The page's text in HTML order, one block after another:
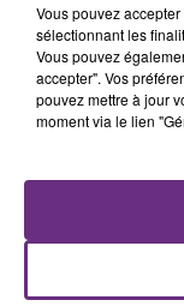
août dans la
jamais vu !
L'ORDRE
Vous pouvez
sélectionnant les
Vous pouvez
accepter". Vos
pouvez mettre à jour
moment via le lien